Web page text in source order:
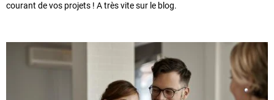
courant de vos projets ! A très vite sur le blog.